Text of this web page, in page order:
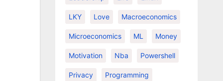
LKY Love Macroeconomics
Microeconomics ML Money
Motivation Nba Powershell
Privacy Programming